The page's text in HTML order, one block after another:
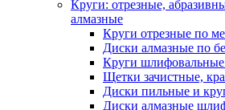
Круги: отрезные,
алмазные
Круги отрезные по
Диски алмазные по
Круги
Щетки зачистные,
Диски пильные и
Диски алмазные